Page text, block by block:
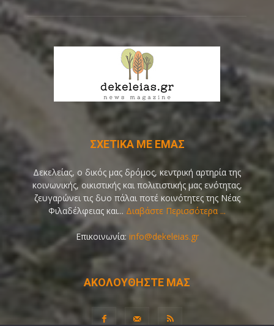
ΣΧΕΤΙΚΑ ΜΕ ΕΜΑΣ
Δεκελείας, ο δικός μας δρόμος, κεντρική αρτηρία της
κοινωνικής, οικιστικής και πολιτιστικής μας ενότητας,
ζευγαρώνει τις δυο πάλαι ποτέ κοινότητες της Νέας
Φιλαδέλφειας και... Διαβάστε Περισσότερα ...
Επικοινωνία: info@dekeleias.gr
ΑΚΟΛΟΥΘΗΣΤΕ ΜΑΣ